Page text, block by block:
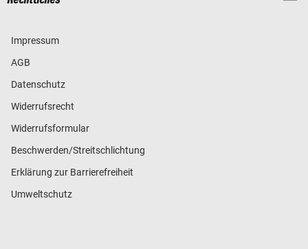
Impressum
AGB
Datenschutz
Widerrufsrecht
Widerrufsformular
Beschwerden/Streitschlichtung
Erklärung zur Barrierefreiheit
Umweltschutz